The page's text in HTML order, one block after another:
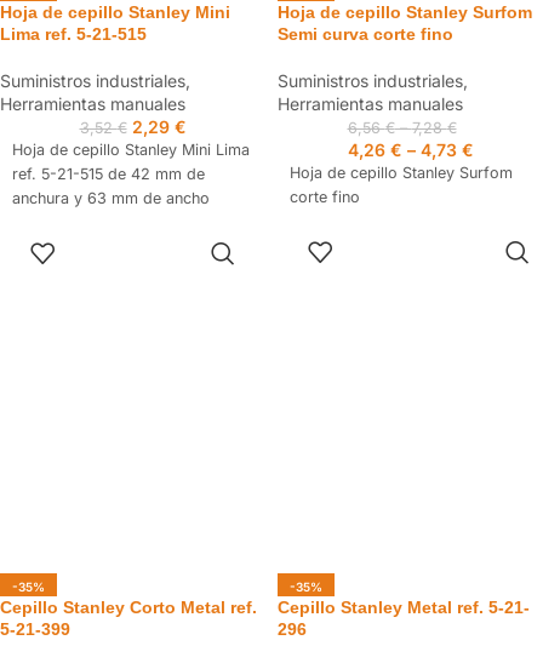
Hoja de cepillo Stanley Mini
Lima ref. 5-21-515
Suministros industriales,
Herramientas manuales
3,52€ 2,29 €
Hoja de cepillo Stanley Mini Lima
ref. 5-21-515 de 42 mm de
anchura y 63 mm de ancho
Hoja de cepillo Stanley Surfom
Semi curva corte fino
Suministros industriales,
Herramientas manuales
6,56€–7,28€
4,26 € – 4,73 €
Hoja de cepillo Stanley Surfom
corte fino
-35%
Cepillo Stanley Corto Metal ref.
5-21-399
-35%
Cepillo Stanley Metal ref. 5-21-
296